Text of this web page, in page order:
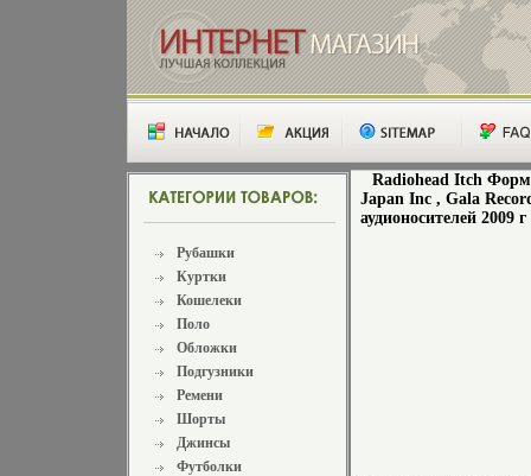
Рубашки
Куртки
Кошелеки
Поло
Обложки
Подгузники
Ремени
Шорты
Джинсы
Футболки
Radiohead Itch
Japan Inc , Gala
аудионосителей 2009